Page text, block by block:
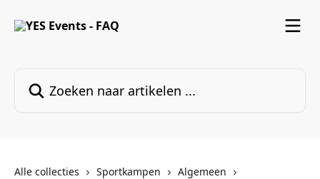
Alle collecties Sportkampen
Algemeen